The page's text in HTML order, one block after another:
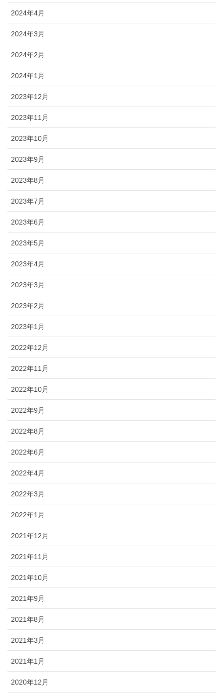
2024年4月
2024年3月
2024年2月
2024年1月
2023年12月
2023年11月
2023年10月
2023年9月
2023年8月
2023年7月
2023年6月
2023年5月
2023年4月
2023年3月
2023年2月
2023年1月
2022年12月
2022年11月
2022年10月
2022年9月
2022年8月
2022年6月
2022年4月
2022年3月
2022年1月
2021年12月
2021年11月
2021年10月
2021年9月
2021年8月
2021年3月
2021年1月
2020年12月